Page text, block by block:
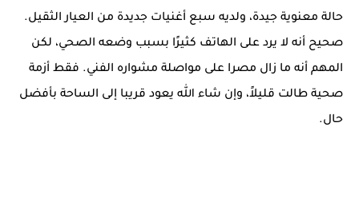
حالة معنوية جيدة، ولديه سبع أغنيات جديدة من العيار الثقيل.
صحيح أنه لا يرد على الهاتف كثيرًا بسبب وضعه الصحي، لكن
المهم أنه ما زال مصرا على مواصلة مشواره الفني. فقط أزمة
صحية طالت قليلاً، وإن شاء الله يعود قريبا إلى الساحة بأفضل
حال.